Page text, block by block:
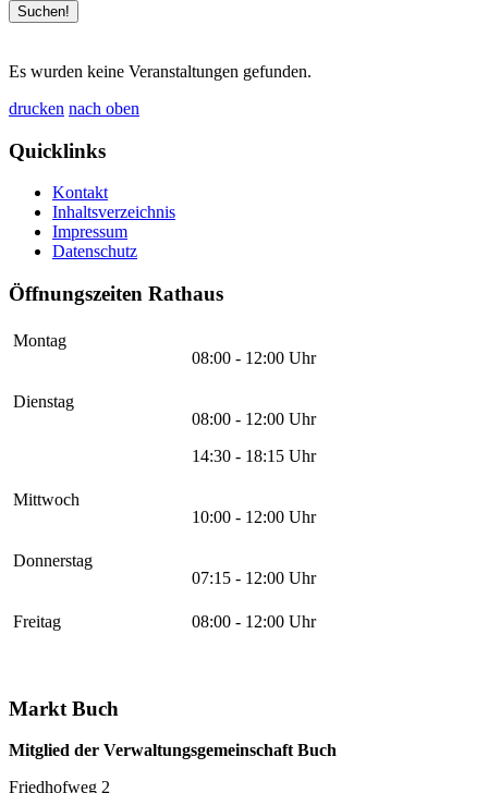
Es wurden keine Veranstaltungen gefunden.
drucken nach oben
Quicklinks
Kontakt
Inhaltsverzeichnis
Impressum
Datenschutz
Öffnungszeiten Rathaus
Montag
08:00 - 12:00 Uhr
Dienstag
08:00 - 12:00 Uhr
14:30 - 18:15 Uhr
Mittwoch
10:00 - 12:00 Uhr
Donnerstag
07:15 - 12:00 Uhr
Freitag 08:00 - 12:00 Uhr
Markt Buch
Mitglied der Verwaltungsgemeinschaft Buch
Friedhofweg 2